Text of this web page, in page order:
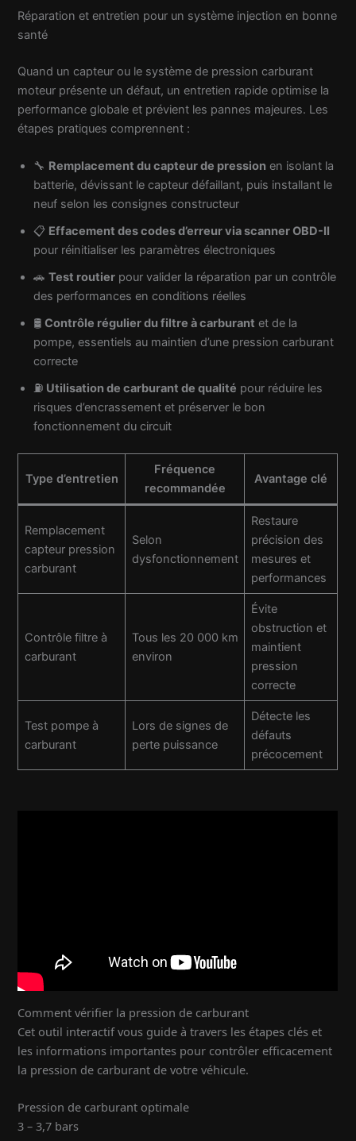
Réparation et entretien pour un système injection en bonne
santé
Quand un capteur ou le système de pression carburant
moteur présente un défaut, un entretien rapide optimise la
performance globale et prévient les pannes majeures. Les
étapes pratiques comprennent :
🔧 Remplacement du capteur de pression en isolant la
batterie, dévissant le capteur défaillant, puis installant le
neuf selon les consignes constructeur
📋 Effacement des codes d’erreur via scanner OBD-II
pour réinitialiser les paramètres électroniques
🚗Test routier pour valider la réparation par un contrôle
des performances en conditions réelles
🛢️Contrôle régulier du filtre à carburant et de la
pompe, essentiels au maintien d’une pression carburant
correcte
⛽ Utilisation de carburant de qualité pour réduire les
risques d’encrassement et préserver le bon
fonctionnement du circuit
Type d’entretien
Fréquence
recommandée
Avantage clé
Remplacement
capteur pression
carburant
Selon
dysfonctionnement
Restaure
précision des
mesures et
performances
Contrôle filtre à
carburant
Tous les 20 000 km
environ
Évite
obstruction et
maintient
pression
correcte
Test pompe à
carburant
Lors de signes de
perte puissance
Détecte les
défauts
précocement
Comment vérifier la pression de carburant
Cet outil interactif vous guide à travers les étapes clés et
les informations importantes pour contrôler efficacement
la pression de carburant de votre véhicule.
Pression de carburant optimale
3 – 3,7 bars